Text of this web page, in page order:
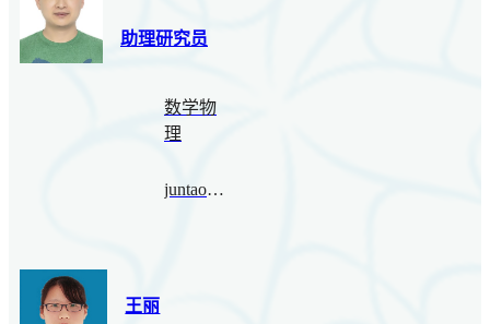
助理研究员
数学物
理
juntao.wang@bimsa.cn
王丽